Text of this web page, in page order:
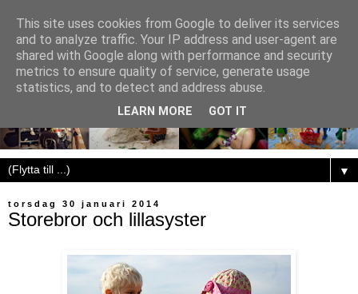
▼
torsdag 30 januari 2014
Storebror och lillasyster
This site uses cookies from Google to deliver its services
and to analyze traffic. Your IP address and user-agent are
shared with Google along with performance and security
metrics to ensure quality of service, generate usage
statistics, and to detect and address abuse.
LEARN MORE GOT IT